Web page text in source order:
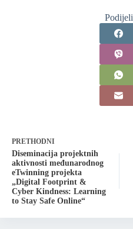
Podijeli
PRETHODNI
Diseminacija projektnih
aktivnosti međunarodnog
eTwinning projekta
„Digital Footprint &
Cyber Kindness: Learning
to Stay Safe Online“